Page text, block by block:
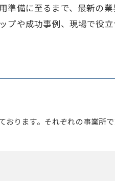
準備に至るまで、最新の
プや成功事例、現場で役
おります。それぞれの事業所